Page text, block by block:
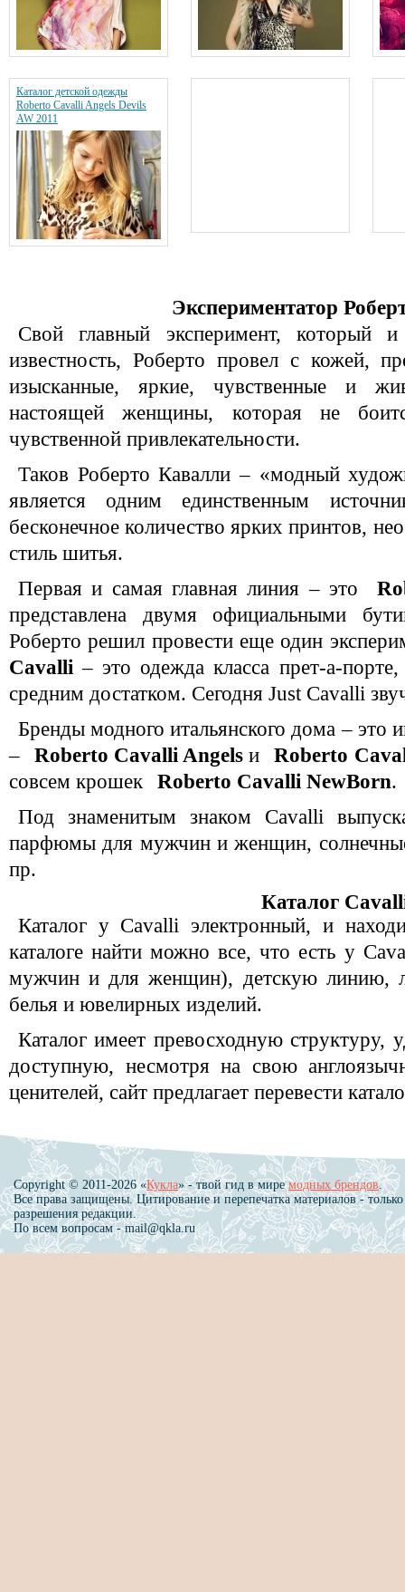
Каталог детской одежды
Roberto Cavalli Angels Devils
AW 2011
Экспериментатор
Свой главный эксперимент, который
известность, Роберто провел с кожей,
изысканные, яркие, чувственные и
настоящей женщины, которая не
чувственной привлекательности.
Таков Роберто Кавалли – «модный
является одним единственным
бесконечное количество ярких принтов,
стиль шитья.
Первая и самая главная линия – это
представлена двумя официальными
Роберто решил провести еще один
Cavalli – это одежда класса прет-а-
средним достатком. Сегодня Just Cavalli
Бренды модного итальянского дома – это
–
Roberto Cavalli Angels и
Roberto
совсем крошек
Roberto Cavalli NewBorn.
Под знаменитым знаком Cavalli
парфюмы для мужчин и женщин,
пр.
Каталог
Каталог у Cavalli электронный, и
каталоге найти можно все, что есть у
мужчин и для женщин), детскую линию,
белья и ювелирных изделий.
Каталог имеет превосходную
доступную, несмотря на свою
ценителей, сайт предлагает перевести
Copyright © 2011-2026 «Кукла» - твой гид в миремодных брендов.
Все права защищены. Цитирование и перепечатка материалов - только
разрешения редакции.
По всем вопросам - mail@qkla.ru